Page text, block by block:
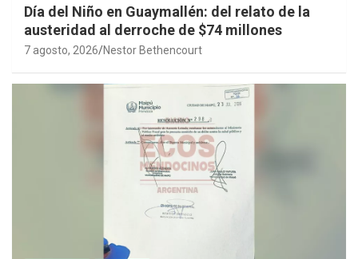
Día del Niño en Guaymallén: del relato de la
austeridad al derroche de $74 millones
7 agosto, 2026 Nestor Bethencourt